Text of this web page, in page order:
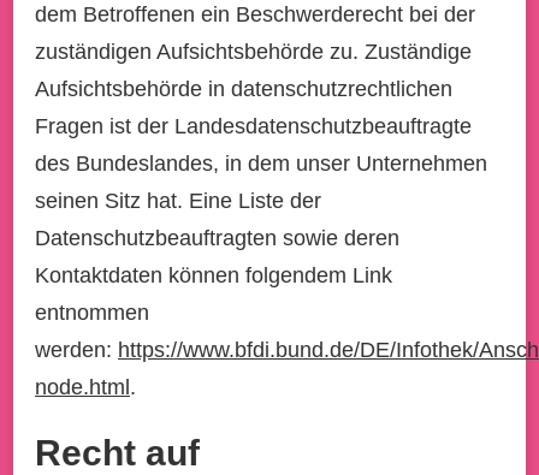
dem Betroffenen ein Beschwerderecht bei der
zuständigen Aufsichtsbehörde zu. Zuständige
Aufsichtsbehörde in datenschutzrechtlichen
Fragen ist der Landesdatenschutzbeauftragte
des Bundeslandes, in dem unser Unternehmen
seinen Sitz hat. Eine Liste der
Datenschutzbeauftragten sowie deren
Kontaktdaten können folgendem Link
entnommen
werden: https://www.bfdi.bund.de/DE/Infothek/
node.html.
Recht auf